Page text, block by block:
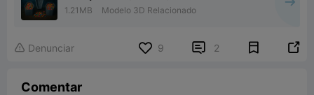
1.21MB Modelo 3D Relacionado
 Denunciar 9  2 
Comentar